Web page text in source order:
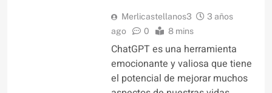
Merlicastellanos3
3 años
ago
0 8 mins
ChatGPT es una herramienta
emocionante y valiosa que tiene
el potencial de mejorar muchos